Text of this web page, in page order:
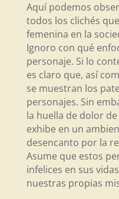
Aquí podemos
todos los clichés
femenina en la
Ignoro con qué
personaje. Si lo
es claro que, así
se muestran los
personajes. Sin
la huella de dolor
exhibe en un
desencanto por la
Asume que estos
infelices en sus
nuestras propias